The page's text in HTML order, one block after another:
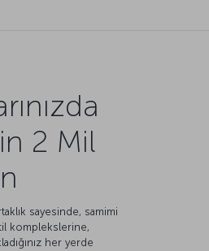
2 Mil
sayesinde, samimi
komplekslerine,
her yerde